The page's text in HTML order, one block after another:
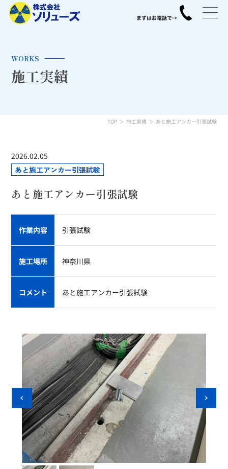
WORKS
施工実績
TOP 施工実績 あと施工アンカー引張試験
2026.02.05
あと施工アンカー引張試験
あと施工アンカー引張試験
作業内容 引張試験
施工場所 神奈川県
コメント あと施工アンカー引張試験